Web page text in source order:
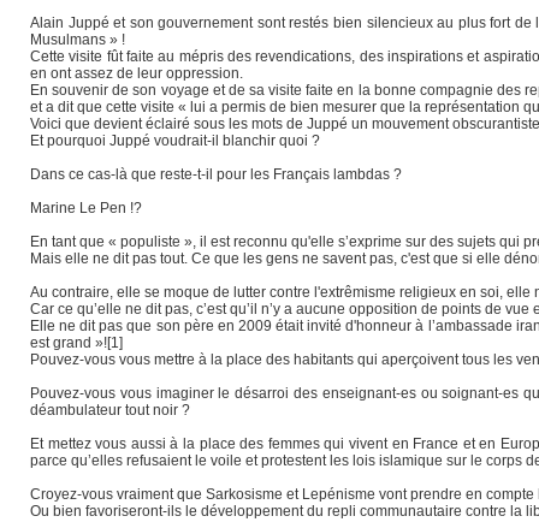
Alain Juppé et son gouvernement sont restés bien silencieux au plus fort
Musulmans » !
Cette visite fût faite au mépris des revendications, des inspirations et
en ont assez de leur oppression.
En souvenir de son voyage et de sa visite faite en la bonne compagnie des
et a dit que cette visite « lui a permis de bien mesurer que la représentation
Voici que devient éclairé sous les mots de Juppé un mouvement
Et pourquoi Juppé voudrait-il blanchir quoi ?
Dans ce cas-là que reste-t-il pour les Français lambdas ?
Marine Le Pen !?
En tant que « populiste », il est reconnu qu'elle s’exprime sur des sujets qui
Mais elle ne dit pas tout. Ce que les gens ne savent pas, c'est que si elle
Au contraire, elle se moque de lutter contre l'extrêmisme religieux en soi,
Car ce qu’elle ne dit pas, c’est qu’il n’y a aucune opposition de points de
Elle ne dit pas que son père en 2009 était invité d'honneur à l’ambassade
est grand »![1]
Pouvez-vous vous mettre à la place des habitants qui aperçoivent tous les
Pouvez-vous vous imaginer le désarroi des enseignant-es ou soignant-es
déambulateur tout noir ?
Et mettez vous aussi à la place des femmes qui vivent en France et en
parce qu’elles refusaient le voile et protestent les lois islamique sur le corps
Croyez-vous vraiment que Sarkosisme et Lepénisme vont prendre en
Ou bien favoriseront-ils le développement du repli communautaire contre la